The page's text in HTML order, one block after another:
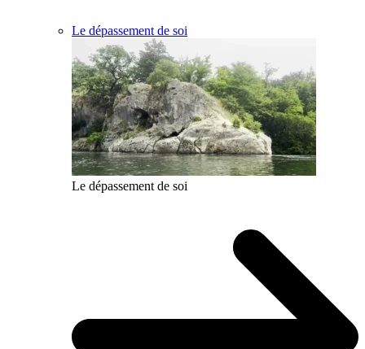
Le dépassement de soi
Le dépassement de soi